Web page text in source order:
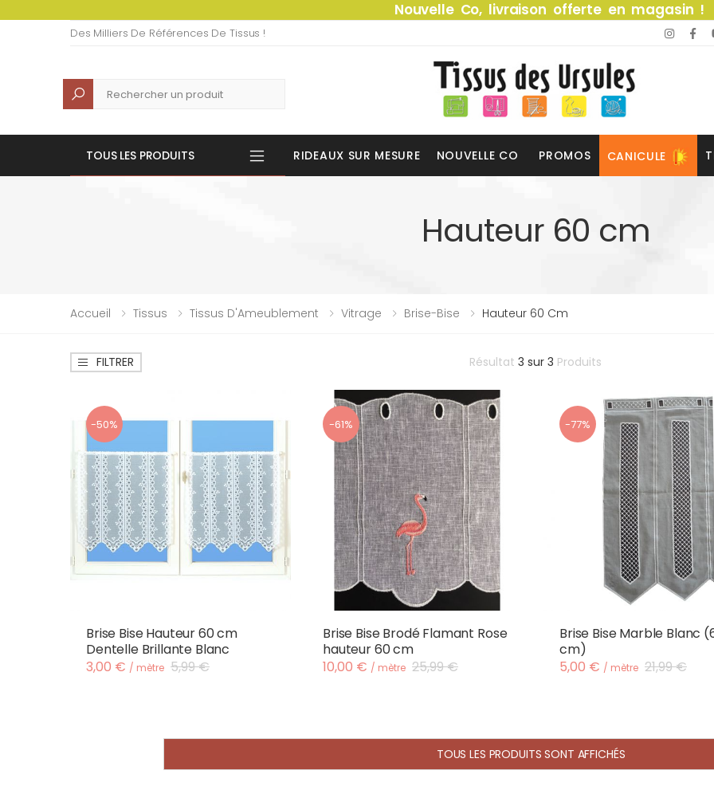
Nouvelle Co, livraison offerte en magasin !
Des Milliers De Références De Tissus !
Recherche
TOUS LES PRODUITS RIDEAUX SUR MESURE NOUVELLE CO PROMOS CANICULE
Hauteur 60 cm
Accueil Tissus Tissus D'Ameublement Vitrage Brise-Bise Hauteur 60 Cm
FILTRER Résultat 3 sur 3 Produits
-50%
Brise Bise Hauteur 60 cm
Dentelle Brillante Blanc
3,00 € / mètre 5,99 €
-61%
Brise Bise Brodé Flamant Rose
hauteur 60 cm
10,00 € / mètre 25,99 €
-77%
Brise Bise Marble Blanc
cm)
5,00 € / mètre 21,99 €
TOUS LES PRODUITS SONT AFFICHÉS